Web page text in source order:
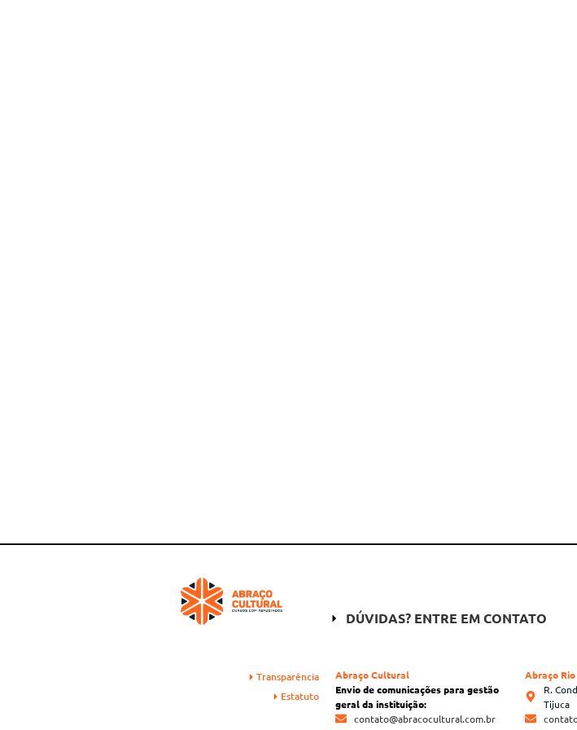
Transparência
Estatuto
DÚVIDAS? ENTRE EM CONTATO
Abraço Cultural
Envio de comunicações para gestão
geral da instituição:
contato@abracocultural.com.br
Abraço
R.
Tijuca